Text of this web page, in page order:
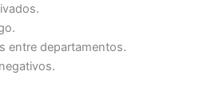
entre departamentos.